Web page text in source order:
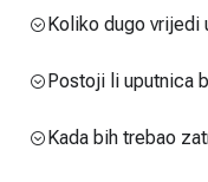
Koliko dugo vrijedi
Postoji li uputnica
Kada bih trebao